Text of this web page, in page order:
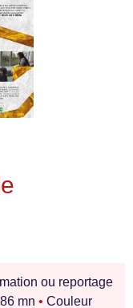
ou reportage
86 mn • Couleur